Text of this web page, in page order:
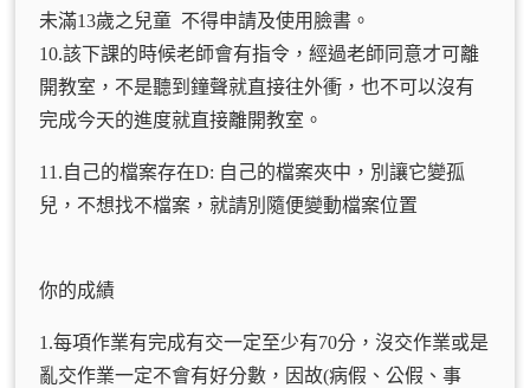
未滿13歲之兒童 不得申請及使用臉書。
10.該下課的時候老師會有指令，經過老師同意才可離
開教室，不是聽到鐘聲就直接往外衝，也不可以沒有
完成今天的進度就直接離開教室。
11.自己的檔案存在D: 自己的檔案夾中，別讓它變孤
兒，不想找不檔案，就請別隨便變動檔案位置
你的成績
1.每項作業有完成有交一定至少有70分，沒交作業或是
亂交作業一定不會有好分數，因故(病假、公假、事